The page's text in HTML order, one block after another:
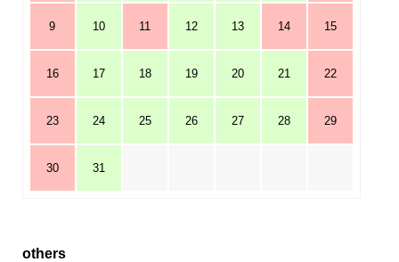
9 10 11 12 13 14 15
16 17 18 19 20 21 22
23 24 25 26 27 28 29
30 31
others